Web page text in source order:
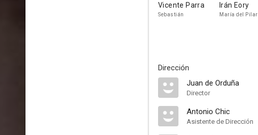
Vicente Parra
Sebastián
Irán Eory
María del Pilar
Dirección
Juan de Orduña
Director
Antonio Chic
Asistente de Dirección